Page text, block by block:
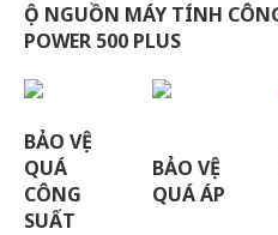
Ộ NGUỒN MÁY TÍNH
POWER 500 PLUS
BẢO VỆ
QUÁ
CÔNG
SUẤT
BẢO VỆ
QUÁ ÁP